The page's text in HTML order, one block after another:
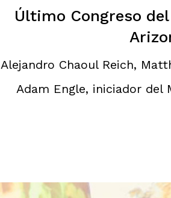
Último Congreso
Alejandro Chaoul Reich,
Adam Engle, iniciador